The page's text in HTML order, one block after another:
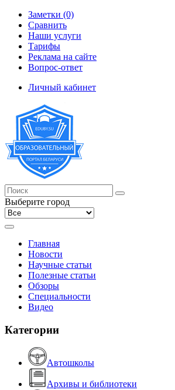
Заметки (0)
Сравнить
Наши услуги
Тарифы
Реклама на сайте
Вопрос-ответ
Личный кабинет
Выберите город
Главная
Новости
Научные статьи
Полезные статьи
Обзоры
Специальности
Видео
Категории
Автошколы
Архивы и библиотеки